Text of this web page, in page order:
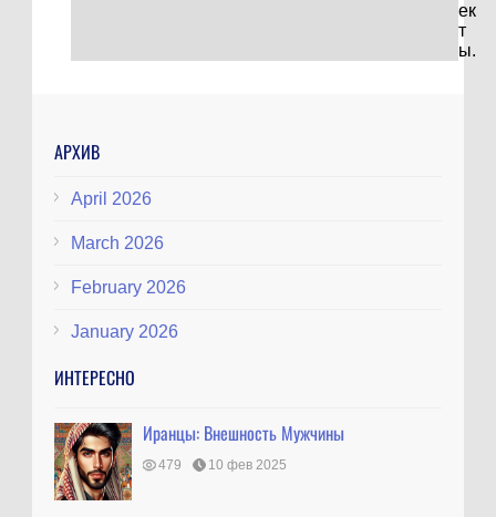
ек
т
ы.
АРХИВ
April 2026
March 2026
February 2026
January 2026
ИНТЕРЕСНО
Иранцы: Внешность Мужчины
479 10 фев 2025